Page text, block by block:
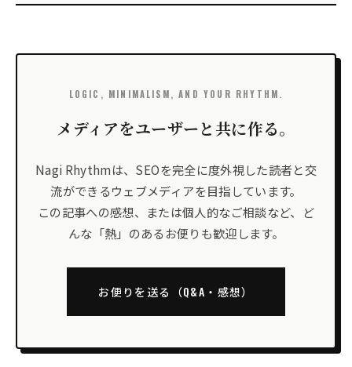
LOGIC, MINIMALISM, AND YOUR RHYTHM.
メディアをユーザーと共に作る。
Nagi Rhythmは、SEOを完全に度外視した読者と交
流ができるウェブメディアを目指しています。
この記事への感想、または個人的なご相談など、ど
んな「熱」のあるお便りも歓迎します。
お便りを送る（Q&A・感想）